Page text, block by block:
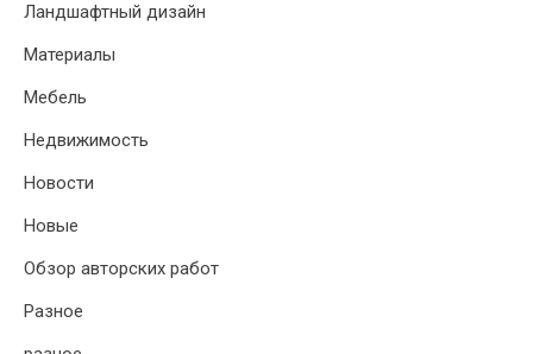
Ландшафтный дизайн
Материалы
Мебель
Недвижимость
Новости
Новые
Обзор авторских работ
Разное